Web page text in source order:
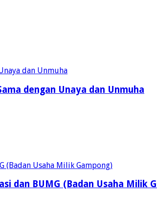
dengan Unaya dan Unmuha
dan BUMG (Badan Usaha Milik